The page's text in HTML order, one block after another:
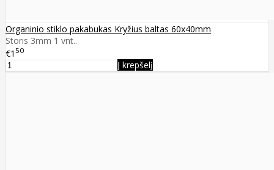
Organinio stiklo pakabukas Kryžius baltas 60x40mm
Storis 3mm 1 vnt..
€1 50
Į krepšelį